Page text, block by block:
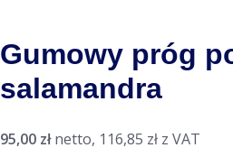
Gumowy próg
salamandra
95,00 zł netto, 116,85 zł z VAT